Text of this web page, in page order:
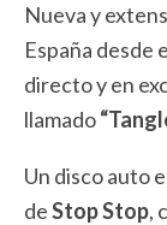
Nueva y
España desde
directo y en
llamado
Un disco auto
deStop Stop,